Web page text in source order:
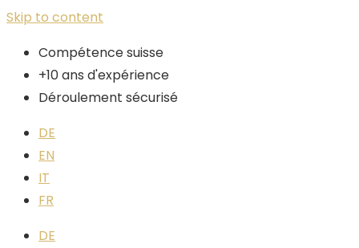
Skip to content
Compétence suisse
+10 ans d'expérience
Déroulement sécurisé
DE
EN
IT
FR
DE